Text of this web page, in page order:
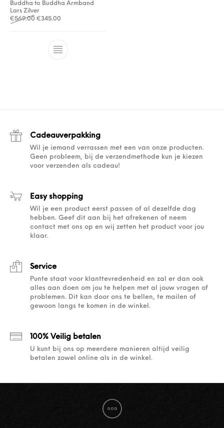
Buddha to Buddha Armband
Lars Zilver
€569.00 Oorspronkelijke prijs was: €569.00.
€345.00
Cadeauverpakking
Wil je iemand verrassen met een van onze producten.
Geen probleem, bij de verzendmethode kun je kiezen
voor verzenden als cadeau!
Easy shopping
Wil je een product eerst passen of al dezelfde dag
hebben. Geef dit aan bij het afrekenen of neem
contact met ons op en wij zetten het product voor jou
klaar.
Service
Punte staat voor klanttevredenheid en zal er dan ook
alles aan doen om jou te helpen met al jouw vragen of
problemen. Dit kan door ons te bellen, te mailen of
gewoon langs te komen in de winkel.
100% Veilig betalen
U kunt bij ons op meerdere manieren altijd veilig
betalen zowel online als in de winkel.